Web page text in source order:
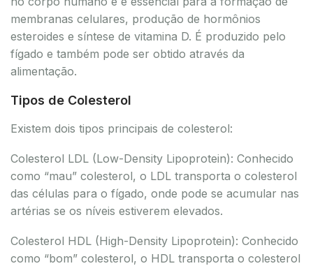
membranas celulares, produção de hormônios
esteroides e síntese de vitamina D. É produzido pelo
fígado e também pode ser obtido através da
alimentação.
Tipos de Colesterol
Existem dois tipos principais de colesterol:
Colesterol LDL (Low-Density Lipoprotein): Conhecido
como “mau” colesterol, o LDL transporta o colesterol
das células para o fígado, onde pode se acumular nas
artérias se os níveis estiverem elevados.
Colesterol HDL (High-Density Lipoprotein): Conhecido
como “bom” colesterol, o HDL transporta o colesterol